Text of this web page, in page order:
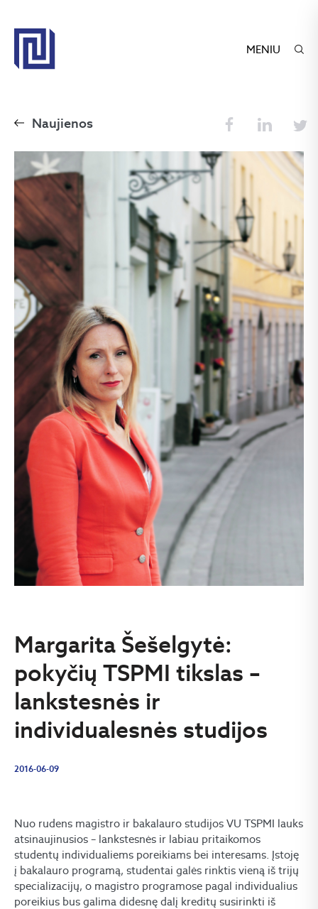
MENIU
Naujienos
Margarita Šešelgytė:
pokyčių TSPMI tikslas –
lankstesnės ir
individualesnės studijos
2016-06-09
Nuo rudens magistro ir bakalauro studijos VU TSPMI lauks
atsinaujinusios – lankstesnės ir labiau pritaikomos
studentų individualiems poreikiams bei interesams. Įstoję
į bakalauro programą, studentai galės rinktis vieną iš trijų
specializacijų, o magistro programose pagal individualius
poreikius bus galima didesnę dalį kreditų susirinkti iš